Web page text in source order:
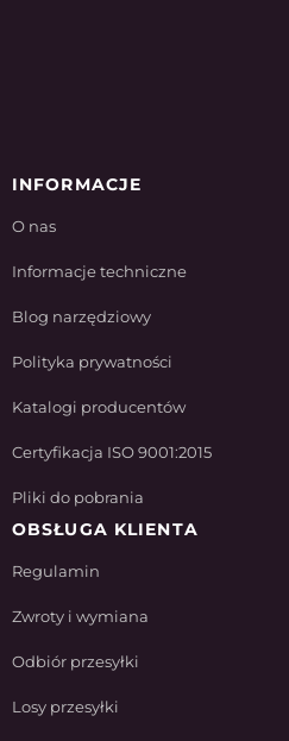
INFORMACJE
O nas
Informacje techniczne
Blog narzędziowy
Polityka prywatności
Katalogi producentów
Certyfikacja ISO 9001:2015
Pliki do pobrania
OBSŁUGA KLIENTA
Regulamin
Zwroty i wymiana
Odbiór przesyłki
Losy przesyłki